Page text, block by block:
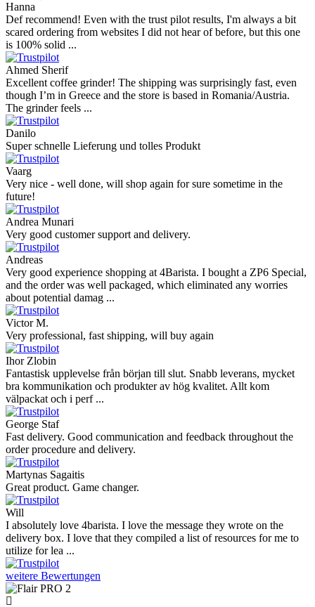
Hanna
Def recommend! Even with the trust pilot results, I'm always a bit
scared ordering from websites I did not hear of before, but this one
is 100% solid ...
Ahmed Sherif
Excellent coffee grinder! The shipping was surprisingly fast, even
though I’m in Greece and the store is based in Romania/Austria.
The grinder feels ...
Danilo
Super schnelle Lieferung und tolles Produkt
Vaarg
Very nice - well done, will shop again for sure sometime in the
future!
Andrea Munari
Very good customer support and delivery.
Andreas
Very good experience shopping at 4Barista. I bought a ZP6 Special,
and the order was well packaged, which eliminated any worries
about potential damag ...
Victor M.
Very professional, fast shipping, will buy again
Ihor Zlobin
Fantastisk upplevelse från början till slut. Snabb leverans, mycket
bra kommunikation och produkter av hög kvalitet. Allt kom
välpackat och i perf ...
George Staf
Fast delivery. Good communication and feedback throughout the
order procedure and delivery.
Martynas Sagaitis
Great product. Game changer.
Will
I absolutely love 4barista. I love the message they wrote on the
delivery box. I love that they compiled a list of resources for me to
utilize for lea ...
weitere Bewertungen